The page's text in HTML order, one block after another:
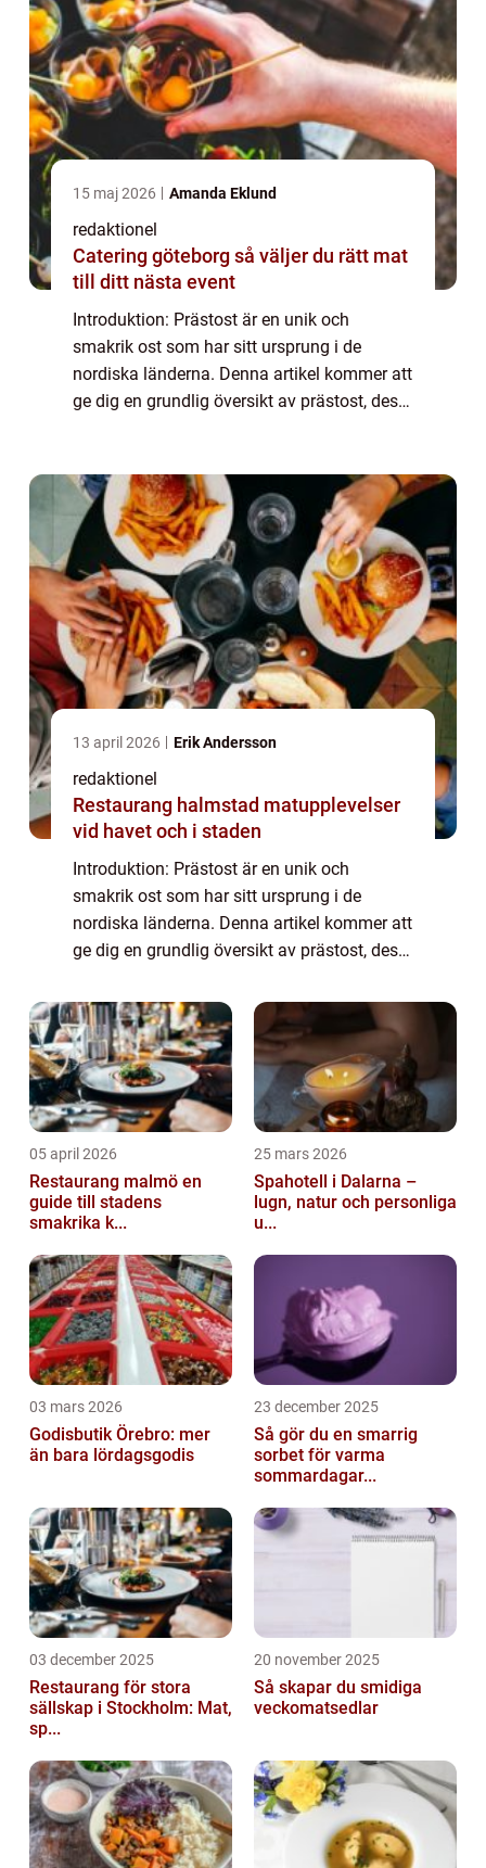
15 maj 2026 Amanda Eklund
redaktionel
Catering göteborg så väljer du rätt mat
till ditt nästa event
Introduktion: Prästost är en unik och
smakrik ost som har sitt ursprung i de
nordiska länderna. Denna artikel kommer att
ge dig en grundlig översikt av prästost, dess
13 april 2026 Erik Andersson
redaktionel
Restaurang halmstad matupplevelser
vid havet och i staden
Introduktion: Prästost är en unik och
smakrik ost som har sitt ursprung i de
nordiska länderna. Denna artikel kommer att
ge dig en grundlig översikt av prästost, dess
mätningar. Vi kommer också att diskutera...
05 april 2026
Restaurang malmö en
guide till stadens
smakrika k...
25 mars 2026
Spahotell i Dalarna –
lugn, natur och personliga
u...
03 mars 2026
Godisbutik Örebro: mer
än bara lördagsgodis
23 december 2025
Så gör du en smarrig
sorbet för varma
sommardagar...
03 december 2025
Restaurang för stora
sällskap i Stockholm: Mat,
sp...
20 november 2025
Så skapar du smidiga
veckomatsedlar